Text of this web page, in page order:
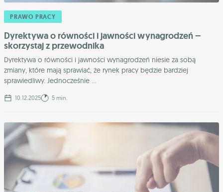
PRAWO PRACY
Dyrektywa o równości i jawności wynagrodzeń –
skorzystaj z przewodnika
Dyrektywa o równości i jawności wynagrodzeń niesie za sobą
zmiany, które mają sprawiać, że rynek pracy będzie bardziej
sprawiedliwy. Jednocześnie ...
10.12.2025 5 min.